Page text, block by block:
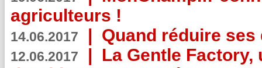
agriculteurs !
14.06.2017 | Quand réduire
12.06.2017 | La Gentle